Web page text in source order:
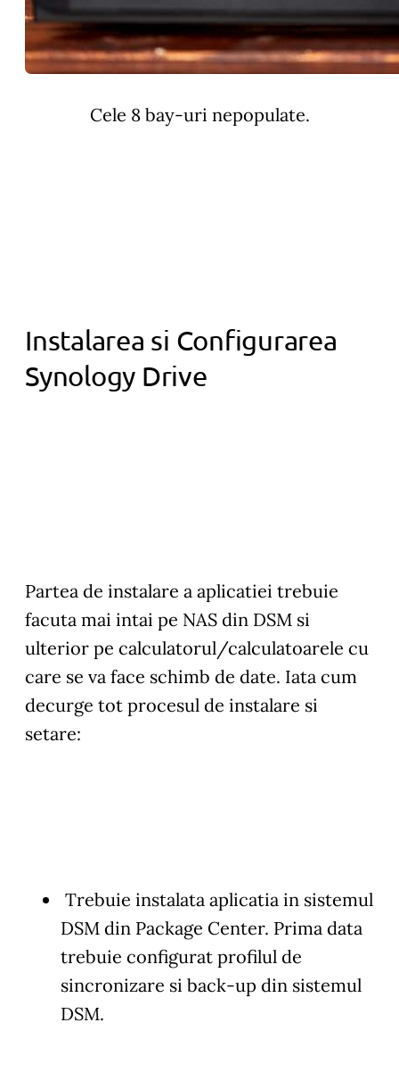
Cele 8 bay-uri nepopulate.
Instalarea si Configurarea
Synology Drive
Partea de instalare a aplicatiei trebuie
facuta mai intai pe NAS din DSM si
ulterior pe calculatorul/calculatoarele cu
care se va face schimb de date. Iata cum
decurge tot procesul de instalare si
setare:
Trebuie instalata aplicatia in sistemul
DSM din Package Center. Prima data
trebuie configurat profilul de
sincronizare si back-up din sistemul
DSM.